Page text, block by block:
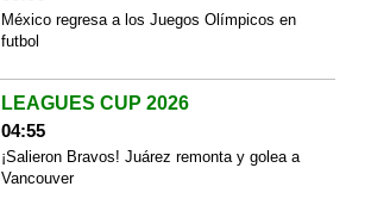
México regresa a los Juegos Olímpicos en
futbol
LEAGUES CUP 2026
04:55
¡Salieron Bravos! Juárez remonta y golea a
Vancouver